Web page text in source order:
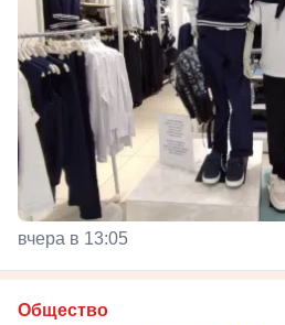
вчера в 13:05
Общество